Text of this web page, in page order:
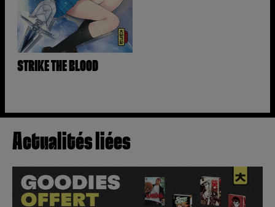
STRIKE THE BLOOD
Actualités liées